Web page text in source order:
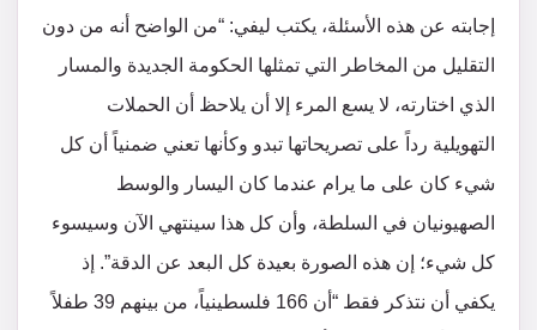
إجابته عن هذه الأسئلة، يكتب ليفي: “من الواضح أنه من دون
التقليل من المخاطر التي تمثلها الحكومة الجديدة والمسار
الذي اختارته، لا يسع المرء إلا أن يلاحظ أن الحملات
التهويلية رداً على تصريحاتها تبدو وكأنها تعني ضمنياً أن كل
شيء كان على ما يرام عندما كان اليسار والوسط
الصهيونيان في السلطة، وأن كل هذا سينتهي الآن وسيسوء
كل شيء؛ إن هذه الصورة بعيدة كل البعد عن الدقة”. إذ
يكفي أن نتذكر فقط “أن 166 فلسطينياً، من بينهم 39 طفلاً